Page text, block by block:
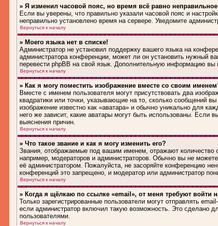
» Я изменил часовой пояс, но время всё равно
Если вы уверены, что правильно указали часовой пояс и
неправильно установлено время на сервере. Уведомите
Вернуться к началу
» Моего языка нет в списке!
Администратор не установил поддержку вашего языка на
администратора конференции, может ли он установить нужный
перевести phpBB на свой язык. Дополнительную информацию вы
Вернуться к началу
» Как я могу поместить изображение вместе со своим
Вместе с именем пользователя могут присутствовать два
квадратики или точки, указывающие на то, сколько сообщений
изображение известно как «аватара» и обычно уникально для
него же зависит, какие аватары могут быть использованы. Если
выяснения причин.
Вернуться к началу
» Что такое звание и как я могу изменить его?
Звания, отображаемые под вашим именем, отражают
например, модераторов и администраторов. Обычно вы не
её администратором. Пожалуйста, не засоряйте конференцию
конференций это запрещено, и модератор или администратор
Вернуться к началу
» Когда я щёлкаю по ссылке «email», от меня требуют войти
Только зарегистрированные пользователи могут отправлять
если администратор включил такую возможность. Это сделано
пользователями.
Вернуться к началу